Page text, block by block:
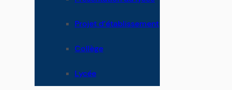
Projet d’établissement
Collège
Lycée